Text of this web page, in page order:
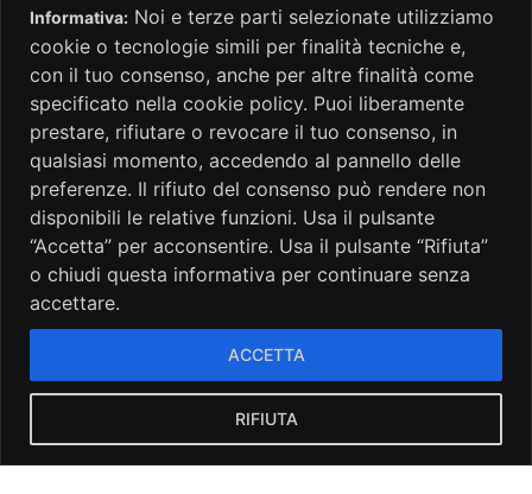
Informativa: Noi e terze parti selezionate utilizziamo
cookie o tecnologie simili per finalità tecniche e,
con il tuo consenso, anche per altre finalità come
specificato nella cookie policy. Puoi liberamente
prestare, rifiutare o revocare il tuo consenso, in
qualsiasi momento, accedendo al pannello delle
preferenze. Il rifiuto del consenso può rendere non
disponibili le relative funzioni. Usa il pulsante
“Accetta” per acconsentire. Usa il pulsante “Rifiuta”
o chiudi questa informativa per continuare senza
accettare.
RIFIUTA
ACCETTA
Rassegna Stampa
Privacy Policy–Cookie Policy
GERMINALE MONFERRATO ART FESTIVAL
Quasi Fondazione Carlo Gloria